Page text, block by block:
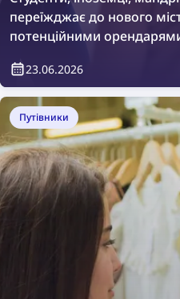
переїжджає до нового
потенційними
перевірку або просто
житиме у вашій
Легко — за допомогою
орендарів.
23.06.2026
Путівники